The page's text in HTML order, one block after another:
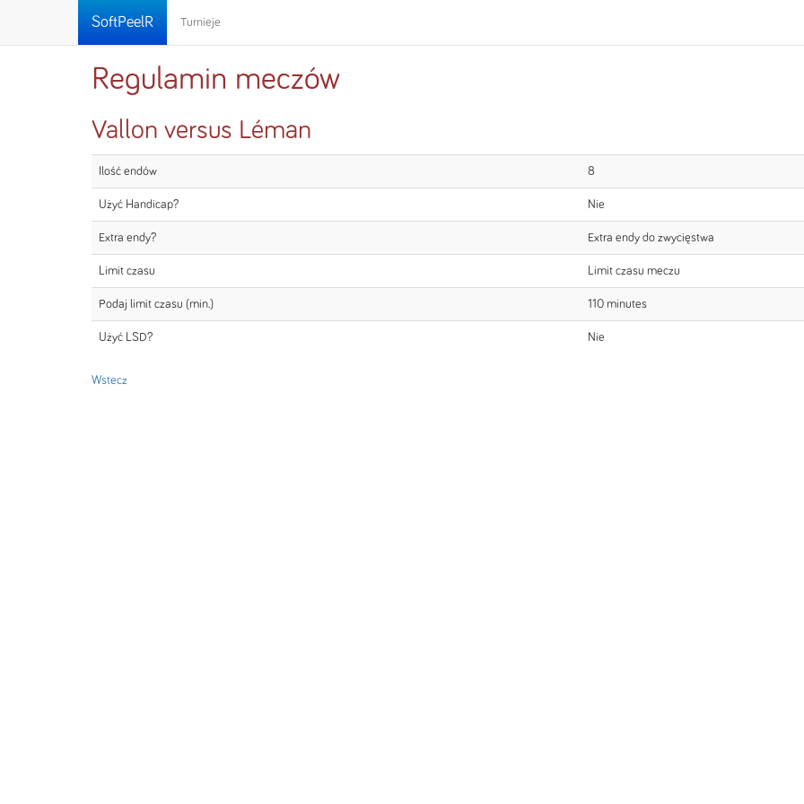
SoftPeelR Turnieje
Regulamin meczów
Vallon versus Léman
Ilość endów 8
Użyć Handicap? Nie
Extra endy? Extra endy do zwycięstwa
Limit czasu Limit czasu meczu
Podaj limit czasu (min.) 110 minutes
Użyć LSD? Nie
Wstecz